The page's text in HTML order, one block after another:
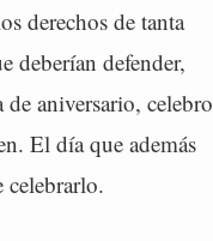
derechos de tanta
deberían defender,
aniversario, celebro
El día que además
celebrarlo.